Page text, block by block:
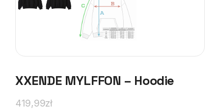
XXENDE MYLFFON – Hoodie
419,99zł